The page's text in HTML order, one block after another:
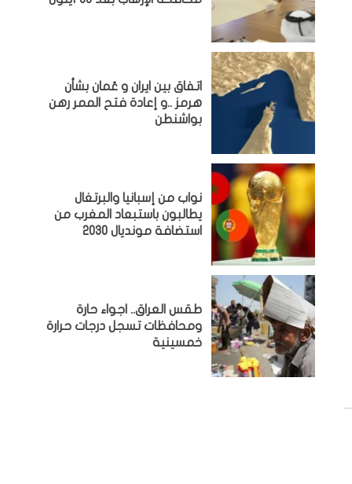
اتفاق بين ايران و عُمان بشأن
هرمز ..و إعادة فتح الممر رهن
بواشنطن
نواب من إسبانيا والبرتغال
يطالبون باستبعاد المغرب من
استضافة مونديال 2030
طقس العراق.. اجواء حارة
ومحافظات تسجل درجات حرارة
خمسينية